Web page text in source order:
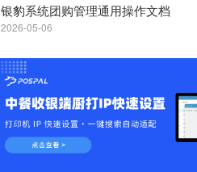
银豹系统团购管理通用操作文档
2026-05-06